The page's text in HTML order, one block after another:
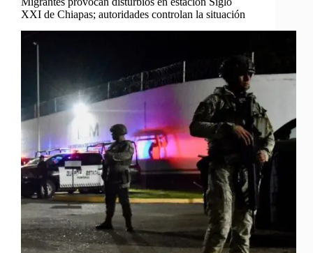
XXI de Chiapas; autoridades controlan la situación